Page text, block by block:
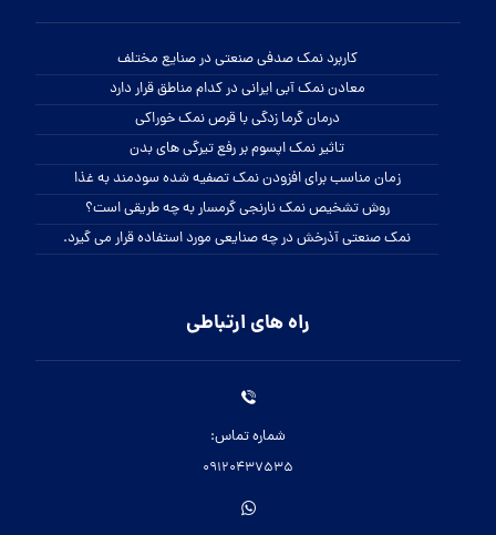
کاربرد نمک صدفی صنعتی در صنایع مختلف
معادن نمک آبی ایرانی در کدام مناطق قرار دارد
درمان گرما زدگی با قرص نمک خوراکی
تاثیر نمک اپسوم بر رفع تیرگی های بدن
زمان مناسب برای افزودن نمک تصفیه شده سودمند به غذا
روش تشخیص نمک نارنجی گرمسار به چه طریقی است؟
نمک صنعتی آذرخش در چه صنایعی مورد استفاده قرار می گیرد.
راه های ارتباطی
شماره تماس:
09120437535